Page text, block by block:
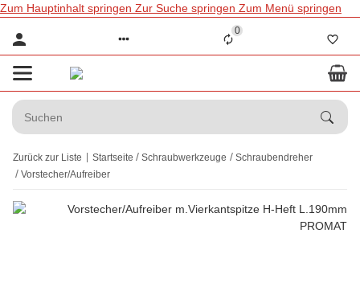
Zum Hauptinhalt springen Zur Suche springen Zum Menü springen
0
Zurück zur Liste Startseite Schraubwerkzeuge
Schraubendreher
Vorstecher/Aufreiber